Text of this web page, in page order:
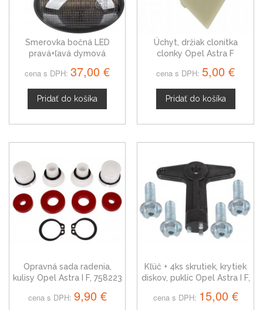
Smerovka bočná LED
pravá+ľavá dymová
97
cena s DPH: 37,00 €
Pridať do košíka
Úchyt, držiak clonitka
clonky Opel Astra F
cena s DPH: 5,00 €
Pridať do košíka
Opravná sada radenia,
kulisy Opel Astra I F, 758223
cena s DPH: 9,90 €
Kľúč + 4ks skrutiek, krytiek
diskov, puklíc Opel Astra I F,
cena s DPH: 15,00 €